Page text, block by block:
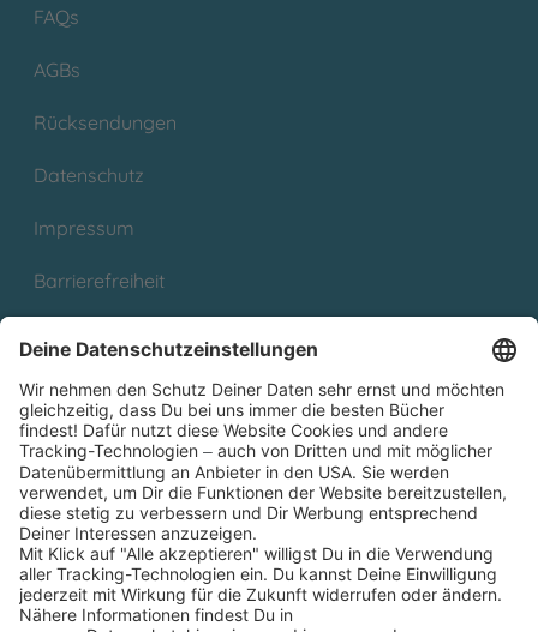
FAQs
AGBs
Rücksendungen
Datenschutz
Impressum
Barrierefreiheit
Partnerprogramm (Affiliate)
Folge uns auf
* Versandkostenfrei ab 9,00 € Bestellwert innerhalb
Deutschlands